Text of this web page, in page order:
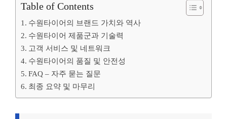
Table of Contents
수원타이어의 브랜드 가치와 역사
수원타이어 제품군과 기술력
고객 서비스 및 네트워크
수원타이어의 품질 및 안전성
FAQ – 자주 묻는 질문
최종 요약 및 마무리